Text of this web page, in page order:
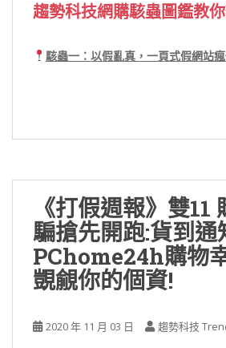
趨勢科技網購駭蟲圖鑑教
駭蟲一：以假亂真，一頁式假網站
《打假週報》雙11
騙搶先開跑:貨到通
PChome24h購物
覬覦你的個資!
2020 年 11 月 03 日 趨勢科技